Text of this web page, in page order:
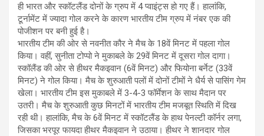
ही भारत और स्कॉटलैंड दोनों के ग्रुप में 4 प्वाइंट्स हो गए हैं। हालांकि,
टूर्नामेंट में ज्यादा गोल करने के कारण भारतीय टीम ग्रुप में नंबर एक की
पोजीशन पर बनी हुई है।
भारतीय टीम की ओर से नवनीत कौर ने मैच के 18वें मिनट में पहला गोल
किया। वहीं, सुनीता टोप्पो ने मुकाबले के 29वें मिनट में दूसरा गोल दागा।
स्कॉलैंड की ओर से हीथर मैकइवान (6वें मिनट) और फियोना बर्नेट (33वें
मिनट) ने गोल किया। मैच के शुरुआती पलों में दोनों टीमों ने धैर्य से पासिंग गेम
खेला। भारतीय टीम इस मुकाबले में 3-4-3 फॉर्मेशन के साथ मैदान पर
उतरी। मैच के शुरुआती कुछ मिनटों में भारतीय टीम मजबूत स्थिति में दिख
रही थी। हालांकि, मैच के 6वें मिनट में स्कॉटलैंड के हाथ पेनल्टी कॉर्नर लगा,
जिसका भरपूर फायदा हीथर मैकइवान ने उठाया। हीथर ने शानदार गोल